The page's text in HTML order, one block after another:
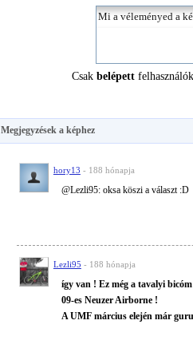
Csakbelépett
Megjegyzések a képhez
hory13 - 188 hónapja
@Lezli95: oksa köszi a választ :D
Lezli95 - 188 hónapja
így van ! Ez még a tavalyi
09-es Neuzer Airborne !
A UMF március elején már